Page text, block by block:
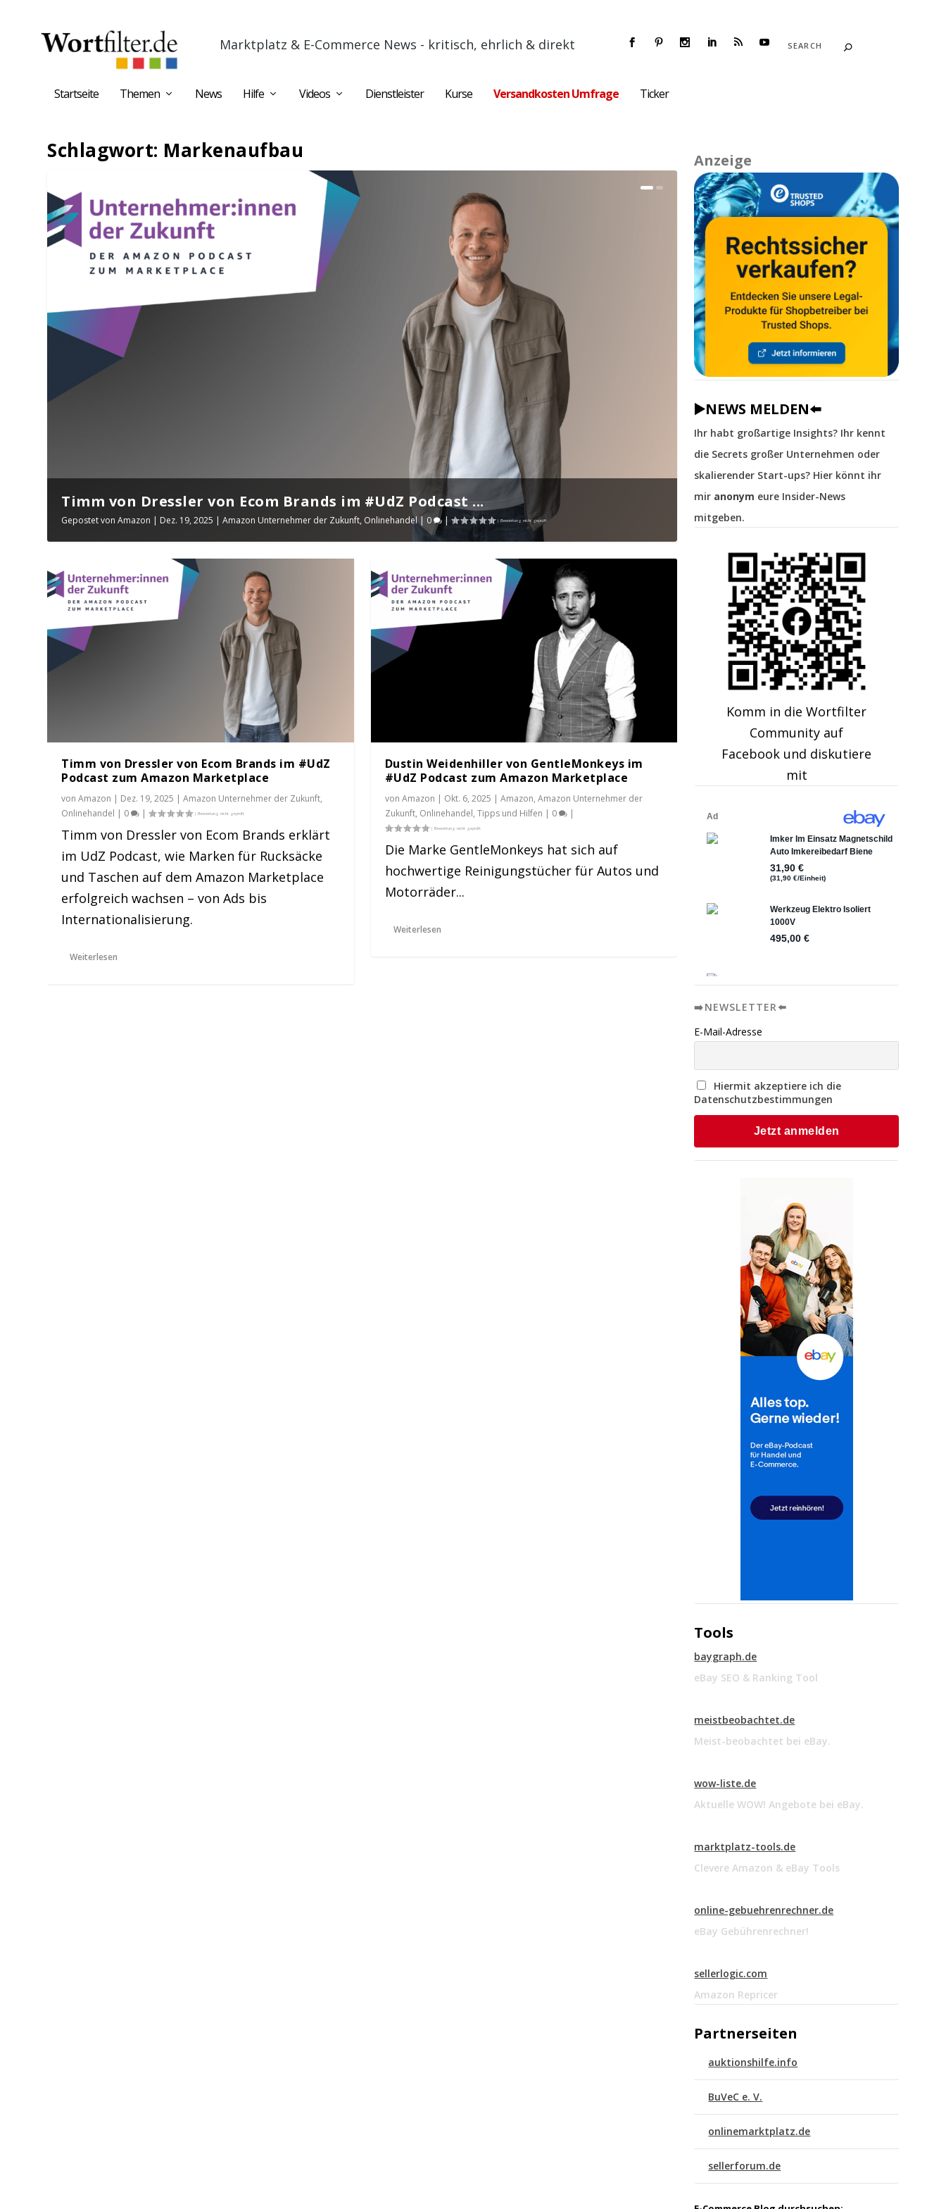
Marktplatz & E-Commerce News - kritisch, ehrlich & direkt
Startseite Themen News Hilfe Videos Dienstleister Kurse Versandkosten Umfrage Ticker
Schlagwort: Markenaufbau
Timm von Dressler von Ecom Brands im #UdZ Podcast ...
Gepostet vonAmazon | Dez. 19, 2025 |Amazon Unternehmer der Zukunft, Onlinehandel| 0 |
Dustin Weidenhiller von GentleMonkeys im #UdZ Podc...
Gepostet von Amazon | Amazon , Amazon Unternehmer der Zukunft,Onlinehandel,Tipps und Hilfen
Timm von Dressler von Ecom Brands im #UdZ
Podcast zum Amazon Marketplace
vonAmazon | Dez. 19, 2025 |Amazon Unternehmer der Zukunft,
Onlinehandel | 0 |
Timm von Dressler von Ecom Brands erklärt
im UdZ Podcast, wie Marken für Rucksäcke
und Taschen auf dem Amazon Marketplace
erfolgreich wachsen – von Ads bis
Internationalisierung.
Weiterlesen
Dustin Weidenhiller von GentleMonkeys im
#UdZ Podcast zum Amazon Marketplace
von Amazon | Okt. 6, 2025 | Amazon, Amazon Unternehmer der
Zukunft, Onlinehandel, Tipps und Hilfen | 0 |
Die Marke GentleMonkeys hat sich auf
hochwertige Reinigungstücher für Autos und
Motorräder...
Weiterlesen
Anzeige
▶️NEWS MELDEN⬅️
Ihr habt großartige Insights? Ihr kennt
die Secrets großer Unternehmen oder
skalierender Start-ups? Hier könnt ihr
mir anonym eure Insider-News
mitgeben.
Komm in die Wortfilter
Community auf
Facebook und diskutiere
mit
➡️NEWSLETTER⬅️
E-Mail-Adresse
Hiermit akzeptiere ich die
Datenschutzbestimmungen
Tools
baygraph.de
eBay SEO & Ranking Tool
meistbeobachtet.de
Meist-beobachtet bei eBay.
wow-liste.de
Aktuelle WOW! Angebote bei eBay.
marktplatz-tools.de
Clevere Amazon & eBay Tools
online-gebuehrenrechner.de
eBay Gebührenrechner!
sellerlogic.com
Amazon Repricer
Partnerseiten
auktionshilfe.info
BuVeC e. V.
onlinemarktplatz.de
sellerforum.de